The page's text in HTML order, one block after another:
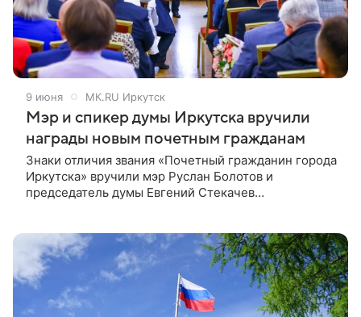
9 июня МК.RU Иркутск
Мэр и спикер думы Иркутска вручили
награды новым почетным гражданам
Знаки отличия звания «Почетный гражданин города
Иркутска» вручили мэр Руслан Болотов и
председатель думы Евгений Стекачев
региона Дмитрию Мезенцеву и директору, главному
режиссеру Иркутского театра народной драмы,
заслуженному артисту РФ и заслуженному деятелю
искусств РФ, бывшему депутату Иркутской думы
Михаилу Корневу.